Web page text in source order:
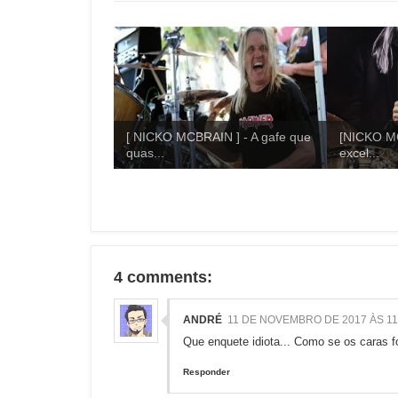
[ NICKO MCBRAIN ] - A gafe que
quas...
[NICKO
excel...
4 comments:
ANDRÉ 11 DE NOVEMBRO DE 2017 ÀS
Que enquete idiota... Como se os caras
Responder